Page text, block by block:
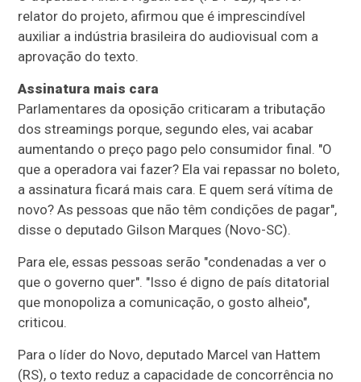
relator do projeto, afirmou que é imprescindível
auxiliar a indústria brasileira do audiovisual com a
aprovação do texto.
Assinatura mais cara
Parlamentares da oposição criticaram a tributação
dos streamings porque, segundo eles, vai acabar
aumentando o preço pago pelo consumidor final. "O
que a operadora vai fazer? Ela vai repassar no boleto,
a assinatura ficará mais cara. E quem será vítima de
novo? As pessoas que não têm condições de pagar",
disse o deputado Gilson Marques (Novo-SC).
Para ele, essas pessoas serão "condenadas a ver o
que o governo quer". "Isso é digno de país ditatorial
que monopoliza a comunicação, o gosto alheio",
criticou.
Para o líder do Novo, deputado Marcel van Hattem
(RS), o texto reduz a capacidade de concorrência no